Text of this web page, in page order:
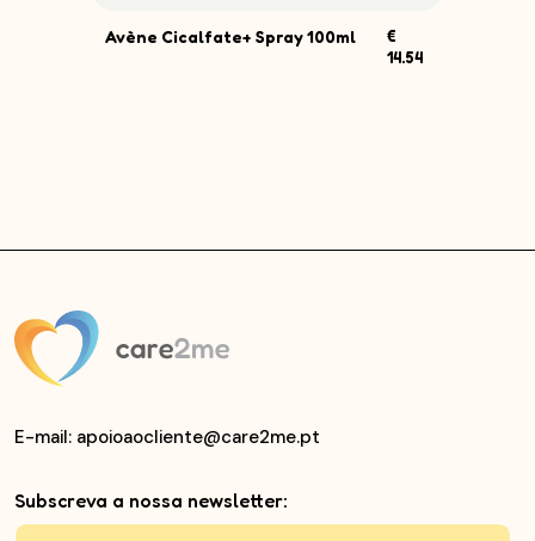
Avène Cicalfate+ Spray 100ml
€
14.54
E-mail: apoioaocliente@care2me.pt
Subscreva a nossa newsletter: